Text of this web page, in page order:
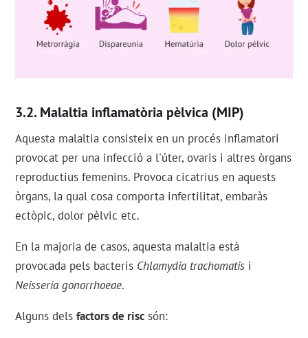
Malaltia inflamatòria pèlvica (MIP)
Aquesta malaltia consisteix en un procés inflamatori
provocat per una infecció a l'úter, ovaris i altres òrgans
reproductius femenins. Provoca cicatrius en aquests
òrgans, la qual cosa comporta infertilitat, embaràs
ectòpic, dolor pèlvic etc.
En la majoria de casos, aquesta malaltia està
provocada pels bacteris Chlamydia trachomatis i
Neisseria gonorrhoeae.
Alguns delsfactors de risc són: